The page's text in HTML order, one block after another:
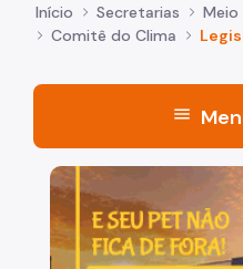
Início Secretarias
Meio
Comitê do Clima
menu
Organização
Histórico
Legislação
Imagem de um